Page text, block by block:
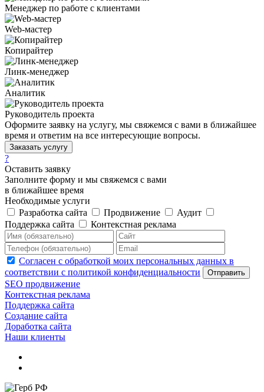
Менеджер по работе с клиентами
Web-мастер
Копирайтер
Линк-менеджер
Аналитик
Руководитель проекта
Оформите заявку на услугу, мы свяжемся с вами в ближайшее
время и ответим на все интересующие вопросы.
Заказать услугу
?
Оставить заявку
Заполните форму и мы свяжемся с вами
в ближайшее время
Необходимые услуги
Разработка сайта
Продвижение
Аудит
Поддержка сайта
Контекстная реклама
Согласен с обработкой моих персональных данных в
соответствии с политикой конфиденциальности
Отправить
SEO продвижение
Контекстная реклама
Поддержка сайта
Создание сайта
Доработка сайта
Наши клиенты